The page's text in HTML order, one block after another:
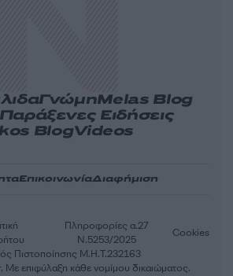
ΓνώμηMelas Blog
Ειδήσεις
BlogVideos
ΕπικοινωνίαΔιαφήμιση
Πιστοποίησης Μ.Η.Τ.232163
Πληροφορίες α.27
Ν.5253/2025
Cookies
επιφύλαξη κάθε νομίμου δικαιώματος.